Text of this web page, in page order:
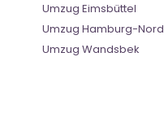
Umzug Eimsbüttel
Umzug Hamburg-Nord
Umzug Wandsbek